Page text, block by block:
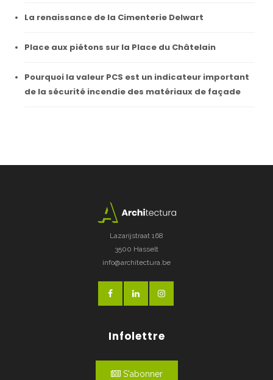
La renaissance de la Cimenterie Delwart
Place aux piétons sur la Place du Châtelain
Pourquoi la valeur PCS est un indicateur important
de la sécurité incendie des matériaux de façade
Lazarijstraat 168
3500 Hasselt
info@architectura.be
Infolettre
S'abonner